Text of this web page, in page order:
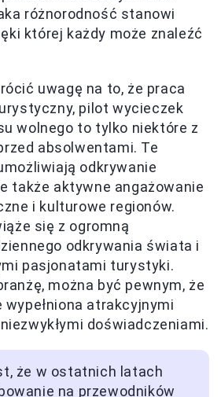
różnorodność stanowi
której każdy może znaleźć
uwagę na to, że praca
pilot wycieczek
wolnego to tylko niektóre z
absolwentami. Te
odkrywanie
także aktywne angażowanie
i kulturowe regionów.
się z ogromną
odkrywania świata i
pasjonatami turystyki.
można być pewnym, że
wypełniona atrakcyjnymi
doświadczeniami.
że w ostatnich latach
na przewodników